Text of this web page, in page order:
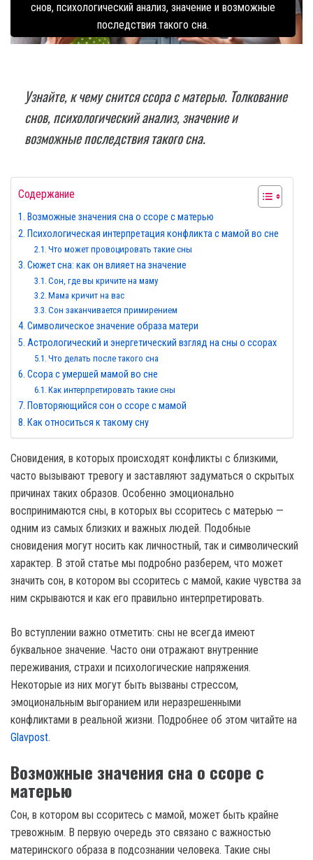
снов, психологический анализ, значение и возможные
последствия такого сна.
Узнайте, к чему снится ссора с матерью. Толкование
снов, психологический анализ, значение и
возможные последствия такого сна.
Содержание
Возможные значения сна о ссоре с матерью
Психологическая интерпретация конфликта с мамой во сне
Что может провоцировать такие сны
Сюжет сна: как он влияет на значение
Сон, где вы кричите на маму
Мама кричит на вас
Сон заканчивается примирением
Символическое значение образа матери
Астрологический и энергетический взгляд на сны о ссорах
Что делать после такого сна
Ссора с умершей мамой во сне
Как интерпретировать такие сны
Повторяющийся сон о ссоре с мамой
Как относиться к такому сну
Сновидения, в которых происходят конфликты с близкими,
часто вызывают тревогу и заставляют задуматься о скрытых
причинах таких образов. Особенно эмоционально
воспринимаются сны, в которых вы ссоритесь с матерью —
одним из самых близких и важных людей. Подобные
сновидения могут носить как личностный, так и символический
характер. В этой статье мы подробно разберем, что может
значить сон, в котором вы ссоритесь с мамой, какие чувства за
ним скрываются и как его правильно интерпретировать.
Во вступлении важно отметить: сны не всегда имеют
буквальное значение. Часто они отражают внутренние
переживания, страхи и психологические напряжения.
Некоторые из них могут быть вызваны стрессом,
эмоциональным выгоранием или неразрешенными
конфликтами в реальной жизни. Подробнее об этом читайте на
Glavpost.
Возможные значения сна о ссоре с
матерью
Сон, в котором вы ссоритесь с мамой, может быть крайне
тревожным. В первую очередь это связано с важностью
материнского образа в подсознании человека. Такие сны